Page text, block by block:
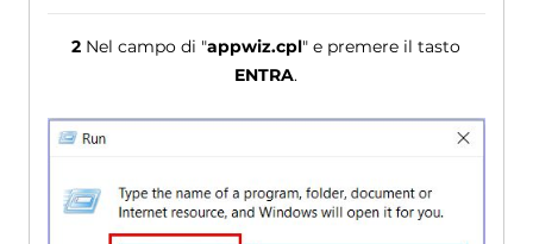
2 Nel campo di "appwiz.cpl" e premere il tasto
ENTRA.